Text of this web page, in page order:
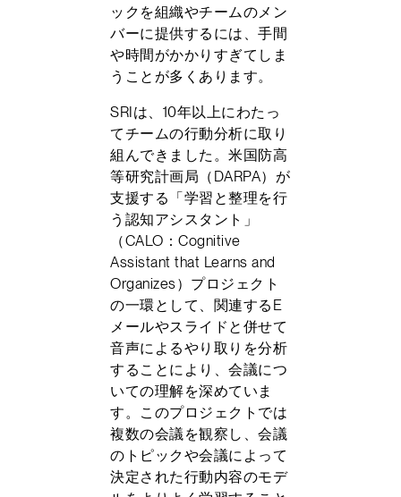
ックを組織やチームのメン
バーに提供するには、手間
や時間がかかりすぎてしま
うことが多くあります。
SRIは、10年以上にわたっ
てチームの行動分析に取り
組んできました。米国防高
等研究計画局（DARPA）が
支援する「学習と整理を行
う認知アシスタント」
（CALO：Cognitive
Assistant that Learns and
Organizes）プロジェクト
の一環として、関連するE
メールやスライドと併せて
音声によるやり取りを分析
することにより、会議につ
いての理解を深めていま
す。このプロジェクトでは
複数の会議を観察し、会議
のトピックや会議によって
決定された行動内容のモデ